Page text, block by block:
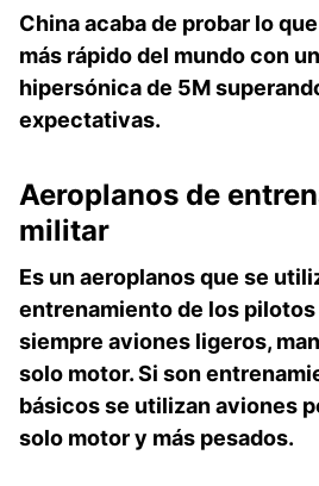
China acaba de probar lo
más rápido del mundo con
hipersónica de 5M
expectativas.
Aeroplanos de
militar
Es un aeroplanos que se
entrenamiento de los
siempre aviones ligeros,
solo motor. Si son
básicos se utilizan aviones
solo motor y más pesados.